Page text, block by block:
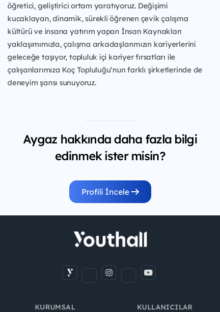
öğretici, geliştirici ortam yaratıyoruz. Değişimi
kucaklayan, dinamik, sürekli öğrenen çevik çalışma
kültürü ve insana yatırım yapan İnsan Kaynakları
yaklaşımımızla, çalışma arkadaşlarımızın kariyerlerini
geleceğe taşıyor, topluluk içi kariyer fırsatları ile
çalışanlarımıza Koç Topluluğu’nun farklı şirketlerinde de
deneyim şansı sunuyoruz.
Aygaz hakkında daha fazla bilgi
edinmek ister misin?
Profili İncele
KURUMSAL KULLANICILAR